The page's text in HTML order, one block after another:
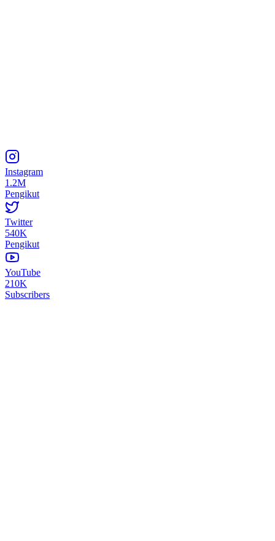
Instagram
1.2M
Pengikut
Twitter
540K
Pengikut
YouTube
210K
Subscribers